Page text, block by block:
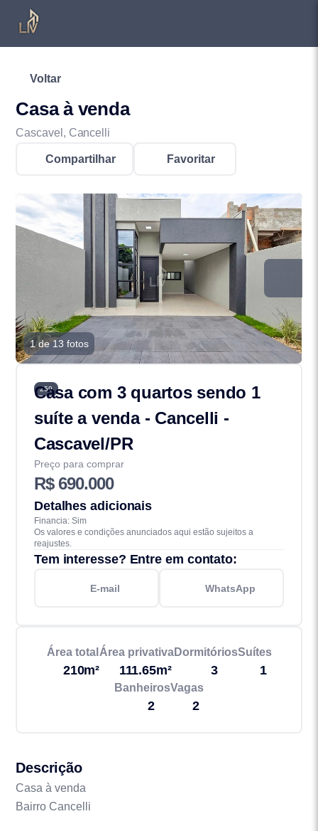
Voltar
Casa à venda
Cascavel, Cancelli
Compartilhar Favoritar
1 de 13 fotos
259
Casa com 3 quartos sendo 1
suíte a venda - Cancelli -
Cascavel/PR
Preço para comprar
R$ 690.000
Detalhes adicionais
Financia: Sim
Os valores e condições anunciados aqui estão sujeitos a
reajustes.
Tem interesse? Entre em contato:
E-mail WhatsApp
Área total
210m²
Área privativa
111.65m²
Dormitórios
3
Suítes
1
Banheiros
2
Vagas
2
Descrição
Casa à venda
Bairro Cancelli